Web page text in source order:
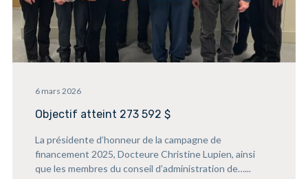
6 mars 2026
Objectif atteint 273 592 $
La présidente d’honneur de la campagne de
financement 2025, Docteure Christine Lupien, ainsi
que les membres du conseil d’administration de…...